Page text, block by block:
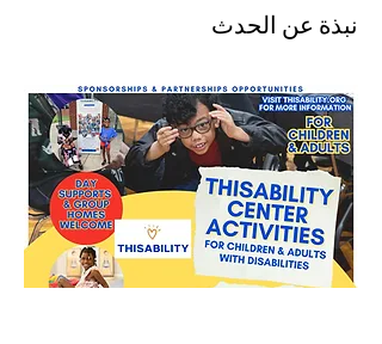
نبذة عن الحدث